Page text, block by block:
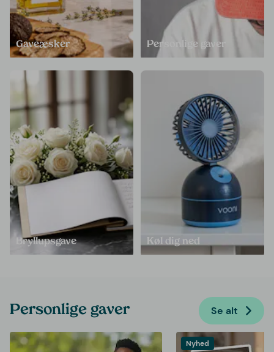
Gaveæsker Personlige gaver
Bryllupsgave Køl dig ned
Personlige gaver Se alt
Nyhed